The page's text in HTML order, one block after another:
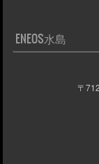
ENEOS水島
〒